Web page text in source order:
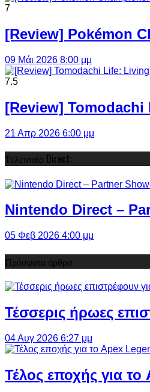
7
[Review] Pokémon
09 Μάι 2026 8:00 μμ
7.5
[Review]
21 Απρ 2026 6:00 μμ
Τελευταίο Direct:
Nintendo Direct –
05 Φεβ 2026 4:00 μμ
Πρόσφατα άρθρα
Τέσσερις ήρωες
04 Αυγ 2026 6:27 μμ
Τέλος εποχής για